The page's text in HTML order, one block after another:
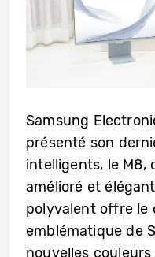
Samsung
présenté son
intelligents, le M8,
amélioré et
polyvalent offre le
emblématique de
nouvelles